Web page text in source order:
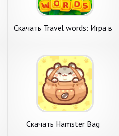
Скачать Travel words: Игра в
Скачать Hamster Bag